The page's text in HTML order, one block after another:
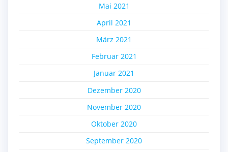
Mai 2021
April 2021
März 2021
Februar 2021
Januar 2021
Dezember 2020
November 2020
Oktober 2020
September 2020